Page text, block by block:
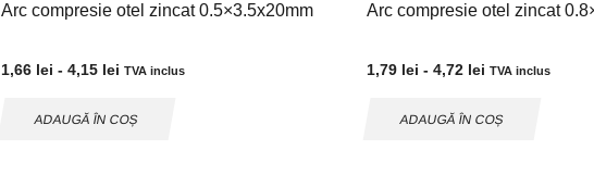
Arc compresie otel zincat 0.5×3.5x20mm
1,66 lei - 4,15 lei TVA inclus
ADAUGĂ ÎN COȘ
Arc compresie otel zincat
1,79 lei - 4,72 lei TVA inclus
ADAUGĂ ÎN COȘ